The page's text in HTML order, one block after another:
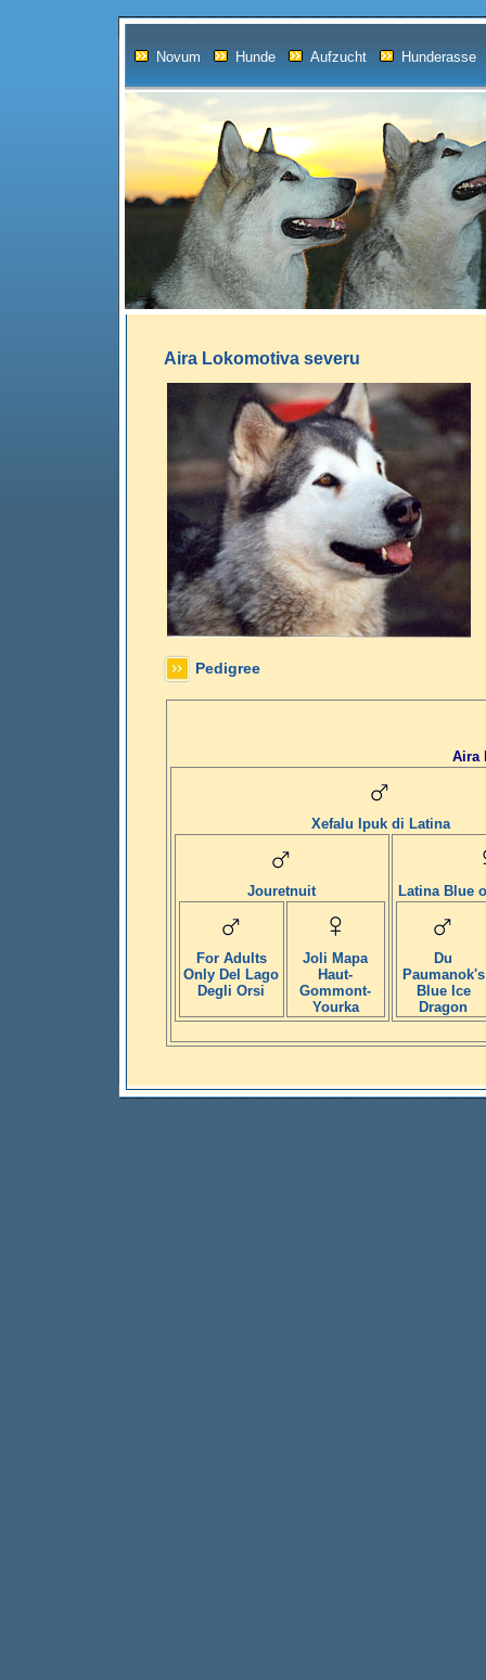
Novum Hunde Aufzucht Hunderasse
Aira Lokomotiva severu
Pedigree
Aira
Xefalu Ipuk di Latina
Jouretnuit
For Adults
Only Del Lago
Degli Orsi
Joli Mapa
Haut-
Gommont-
Yourka
Latina Blue
Du
Paumanok's
Blue Ice
Dragon